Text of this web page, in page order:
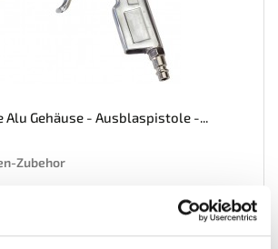
Gehäuse - Ausblaspistole -...
Zubehor